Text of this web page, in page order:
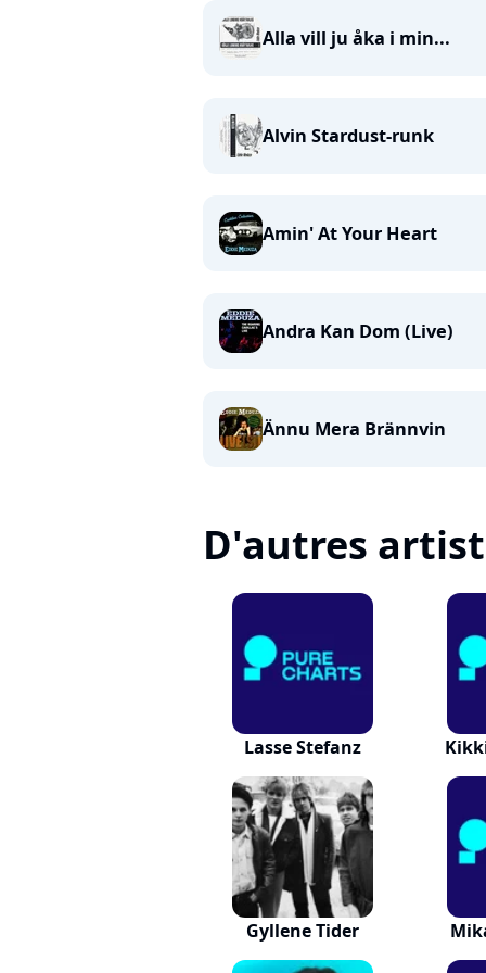
Alla vill ju åka i min...
Alvin Stardust-runk
Amin' At Your Heart
Andra Kan Dom (Live)
Ännu Mera Brännvin
D'autres
Lasse Stefanz
Gyllene Tider